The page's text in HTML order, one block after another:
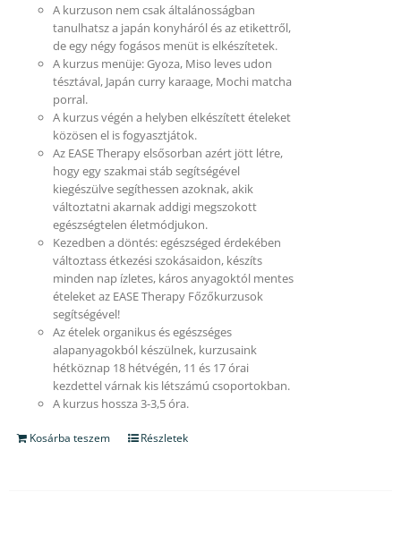
A kurzuson nem csak általánosságban
tanulhatsz a japán konyháról és az etikettről,
de egy négy fogásos menüt is elkészítetek.
A kurzus menüje: Gyoza, Miso leves udon
tésztával, Japán curry karaage, Mochi matcha
porral.
A kurzus végén a helyben elkészített ételeket
közösen el is fogyasztjátok.
Az EASE Therapy elsősorban azért jött létre,
hogy egy szakmai stáb segítségével
kiegészülve segíthessen azoknak, akik
változtatni akarnak addigi megszokott
egészségtelen életmódjukon.
Kezedben a döntés: egészséged érdekében
változtass étkezési szokásaidon, készíts
minden nap ízletes, káros anyagoktól mentes
ételeket az EASE Therapy Főzőkurzusok
segítségével!
Az ételek organikus és egészséges
alapanyagokból készülnek, kurzusaink
hétköznap 18 hétvégén, 11 és 17 órai
kezdettel várnak kis létszámú csoportokban.
A kurzus hossza 3-3,5 óra.
Kosárba teszem Részletek